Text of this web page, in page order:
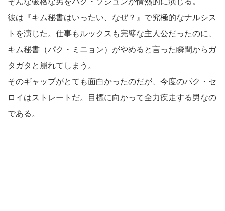
彼は『キム秘書はいったい、なぜ？』で究極的なナルシス
トを演じた。仕事もルックスも完璧な主人公だったのに、
キム秘書（パク・ミニョン）がやめると言った瞬間からガ
タガタと崩れてしまう。
そのギャップがとても面白かったのだが、今度のパク・セ
ロイはストレートだ。目標に向かって全力疾走する男なの
である。